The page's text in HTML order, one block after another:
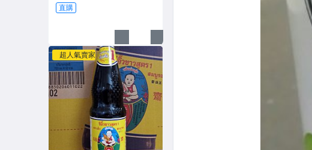
直購
超人氣賣家